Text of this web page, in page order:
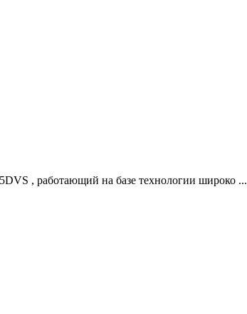
, работающий на базе технологии широко ...